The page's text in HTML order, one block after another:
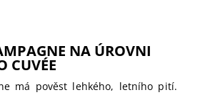
NA ÚROVNI
CUVÉE
má pověst lehkého, letního pití.